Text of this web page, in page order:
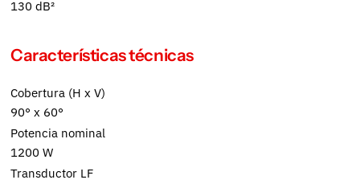
130 dB²
Características técnicas
Cobertura (H x V)
90° x 60°
Potencia nominal
1200 W
Transductor LF